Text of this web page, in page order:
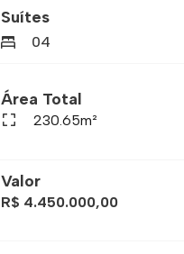
Suítes
04
Área Total
230.65m²
Valor
R$ 4.450.000,00